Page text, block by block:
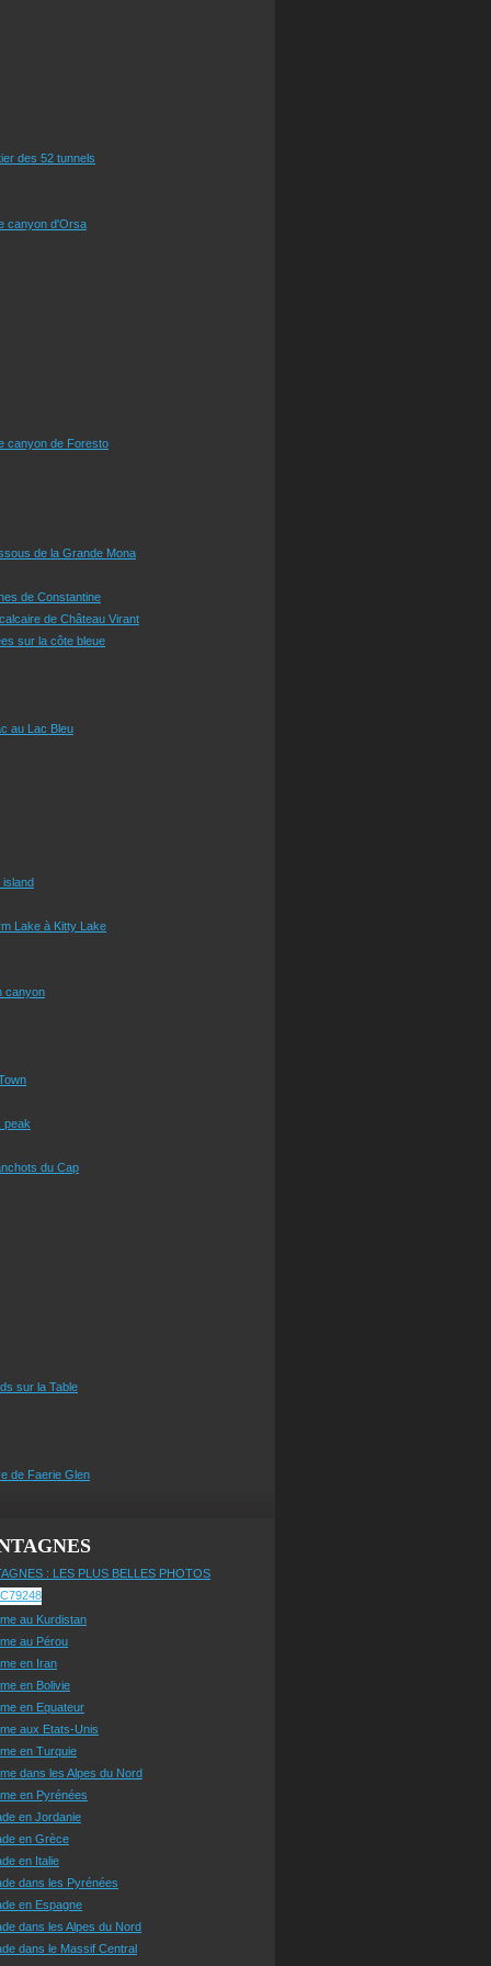
des 52 tunnels
canyon d'Orsa
canyon de Foresto
de la Grande Mona
de Constantine
de Château Virant
sur la côte bleue
au Lac Bleu
island
Lake à Kitty Lake
canyon
peak
du Cap
sur la Table
de Faerie Glen
: LES PLUS BELLES PHOTOS
au Kurdistan
au Pérou
en Iran
en Bolivie
en Equateur
aux Etats-Unis
en Turquie
dans les Alpes du Nord
en Pyrénées
en Jordanie
en Grèce
en Italie
dans les Pyrénées
en Espagne
dans les Alpes du Nord
dans le Massif Central